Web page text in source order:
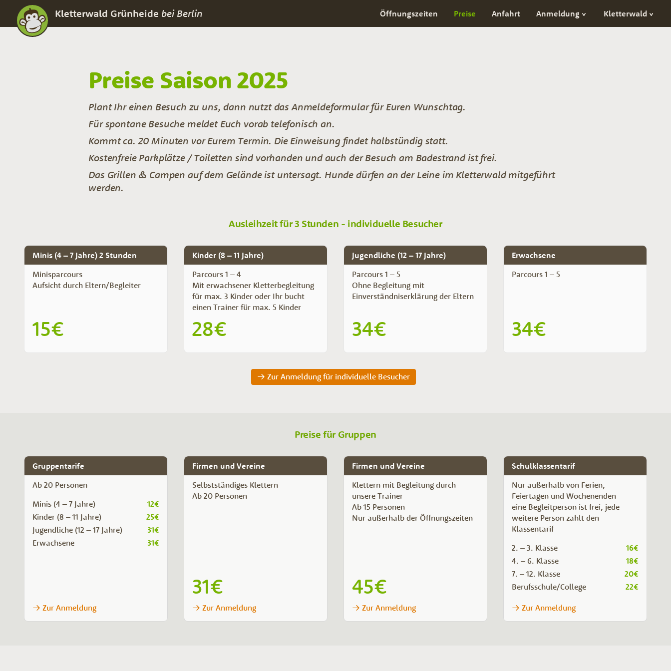
Kletterwald Grünheide bei Berlin Öffnungszeiten Preise Anfahrt Anmeldung Kletterwald
Preise Saison 2025
Plant Ihr einen Besuch zu uns, dann nutzt das Anmeldeformular für Euren Wunschtag.
Für spontane Besuche meldet Euch vorab telefonisch an.
Kommt ca. 20 Minuten vor Eurem Termin. Die Einweisung findet halbstündig statt.
Kostenfreie Parkplätze / Toiletten sind vorhanden und auch der Besuch am Badestrand ist frei.
Das Grillen & Campen auf dem Gelände ist untersagt. Hunde dürfen an der Leine im Kletterwald mitgeführt
werden.
Ausleihzeit für 3 Stunden - individuelle Besucher
Minis (4 – 7 Jahre) 2 Stunden
Minisparcours
Aufsicht durch Eltern/Begleiter
15€
Kinder (8 – 11 Jahre)
Parcours 1 – 4
Mit erwachsener Kletterbegleitung
für max. 3 Kinder oder Ihr bucht
einen Trainer für max. 5 Kinder
28€
Jugendliche (12 – 17 Jahre)
Parcours 1 – 5
Ohne Begleitung mit
Einverständniserklärung der Eltern
34€
Erwachsene
Parcours 1 – 5
34€
Zur Anmeldung für individuelle Besucher
Preise für Gruppen
Gruppentarife
Ab 20 Personen
Minis (4 – 7 Jahre)
12€
Kinder (8 – 11 Jahre)
25€
Jugendliche (12 – 17 Jahre)
31€
Erwachsene
31€
Zur Anmeldung
Firmen und Vereine
Selbstständiges Klettern
Ab 20 Personen
31€
Zur Anmeldung
Firmen und Vereine
Klettern mit Begleitung durch
unsere Trainer
Ab 15 Personen
Nur außerhalb der Öffnungszeiten
45€
Zur Anmeldung
Schulklassentarif
Nur außerhalb von Ferien,
Feiertagen und Wochenenden
eine Begleitperson ist frei, jede
weitere Person zahlt den
Klassentarif
2. – 3. Klasse
16€
4. – 6. Klasse
18€
7. – 12. Klasse
20€
Berufsschule/College
22€
Zur Anmeldung